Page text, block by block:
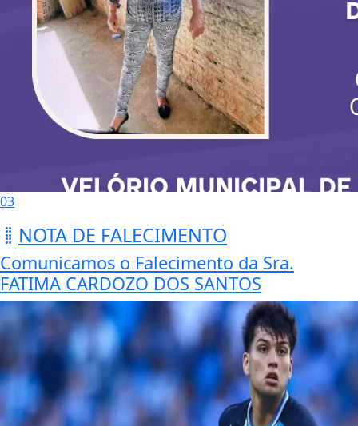
03
NOTA DE FALECIMENTO
Comunicamos o Falecimento da Sra.
FATIMA CARDOZO DOS SANTOS